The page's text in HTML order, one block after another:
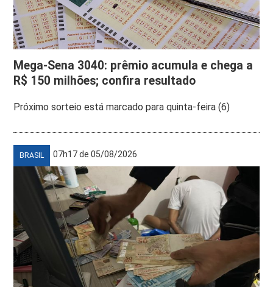
Mega-Sena 3040: prêmio acumula e chega a
R$ 150 milhões; confira resultado
Próximo sorteio está marcado para quinta-feira (6)
BRASIL 07h17 de 05/08/2026